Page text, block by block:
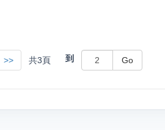
>> 共3頁 到 Go